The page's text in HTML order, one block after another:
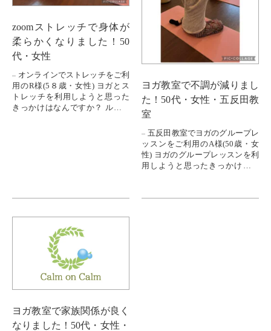
zoomストレッチで身体が
柔らかくなりました！50
代・女性
オンラインでストレッチをご利
用のR様(5８歳・女性) ヨガとス
トレッチを利用しようと思った
きっかけはなんですか？ ルーシ
ヨガ教室で不調が減りまし
た！50代・女性・五反田教
室
五反田教室でヨガのグループレ
ッスンをご利用のA様(50歳・女
性) ヨガのグループレッスンを利
用しようと思ったきっかけはな
も...
ヨガ教室で家族関係が良く
なりました！50代・女性・